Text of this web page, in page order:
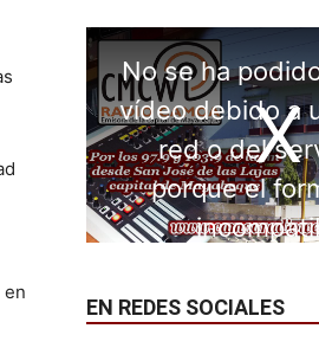
en
EN REDES SOCIALES